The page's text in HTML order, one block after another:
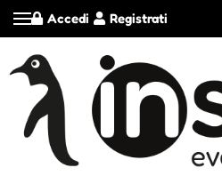
Registrati
Accedi